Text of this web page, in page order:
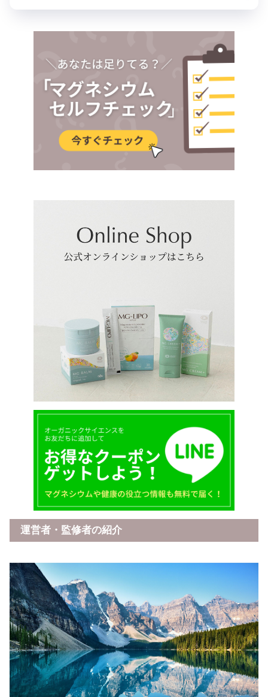
運営者・監修者の紹介